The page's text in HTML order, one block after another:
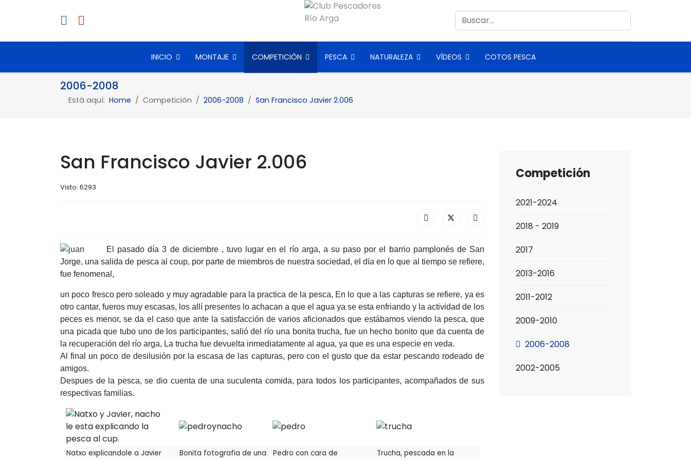
Buscar
INICIO MONTAJE COMPETICIÓN PESCA NATURALEZA VÍDEOS COTOS PESCA
2006-2008
Está aquí: Home Competición 2006-2008 San Francisco Javier 2.006
San Francisco Javier 2.006
Visto: 6293
El pasado día 3 de diciembre , tuvo lugar en el río arga, a su paso por el barrio pamplonés de San
Jorge, una salida de pesca al coup, por parte de miembros de nuestra sociedad, el día en lo que al tiempo se refiere,
fue fenomenal,
un poco fresco pero soleado y muy agradable para la practica de la pesca, En lo que a las capturas se refiere, ya es
otro cantar, fueros muy escasas, los allí presentes lo achacan a que el agua ya se esta enfriando y la actividad de los
peces es menor, se da el caso que ante la satisfacción de varios aficionados que estábamos viendo la pesca, que
una picada que tubo uno de los participantes, salió del río una bonita trucha, fue un hecho bonito que da cuenta de
la recuperación del río arga, La trucha fue devuelta inmediatamente al agua, ya que es una especie en veda.
Al final un poco de desilusión por la escasa de las capturas, pero con el gusto que da estar pescando rodeado de
amigos.
Despues de la pesca, se dio cuenta de una suculenta comida, para todos los participantes, acompañados de sus
respectivas familias.
Natxo explicandole a Javier
Bonita fotografia de una
Pedro con cara de
Trucha, pescada en la
Competición
2021-2024
2018 - 2019
2017
2013-2016
2011-2012
2009-2010
2006-2008
2002-2005